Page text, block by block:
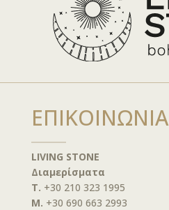
ΕΠΙΚΟΙΝΩΝΙΑ
LIVING STONE
Διαμερίσματα
T. +30 210 323 1995
M. +30 690 663 2993